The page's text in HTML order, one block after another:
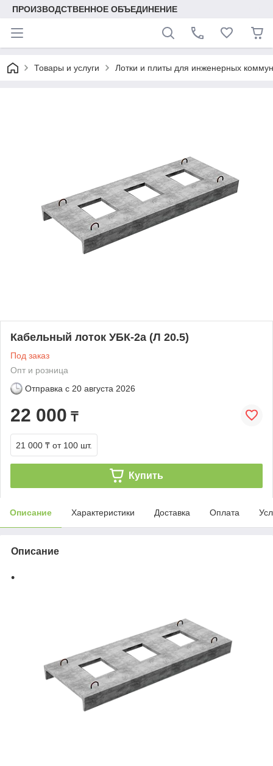
ПРОИЗВОДСТВЕННОЕ ОБЪЕДИНЕНИЕ
Товары и услуги Лотки и плиты для инженерных
Кабельный лоток УБК-2а (Л 20.5)
Под заказ
Опт и розница
Отправка с 20 августа 2026
22 000 ₸
21 000 ₸ от 100 шт.
Купить
Описание Характеристики Доставка Оплата
Описание